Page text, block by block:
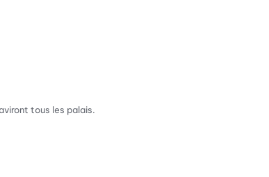
tous les palais.